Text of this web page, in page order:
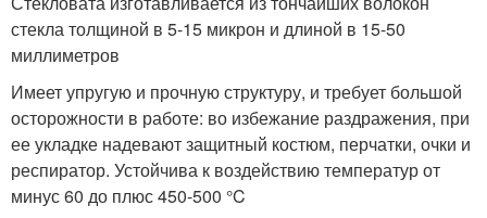
стекла толщиной в 5-15 микрон и длиной в 15-50
миллиметров
Имеет упругую и прочную структуру, и требует большой
осторожности в работе: во избежание раздражения, при
ее укладке надевают защитный костюм, перчатки, очки и
респиратор. Устойчива к воздействию температур от
минус 60 до плюс 450-500 °C